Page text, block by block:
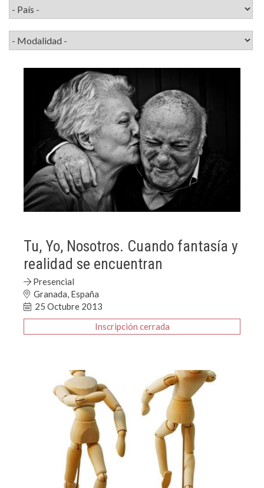
Tu, Yo, Nosotros. Cuando fantasía y
realidad se encuentran
Presencial
Granada, España
25 Octubre 2013
Inscripción